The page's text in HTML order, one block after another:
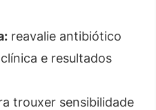
reavalie antibiótico
e resultados
trouxer sensibilidade